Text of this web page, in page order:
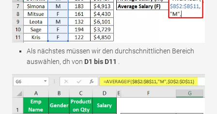
Als nächstes müssen wir den durchschnittlichen Bereich
auswählen, dh von D1 bis D11